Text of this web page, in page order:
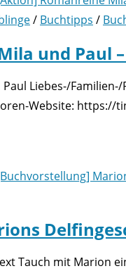
/ Buchtipps /
und Paul
Liebes-/
Website: https://
Tauch mit Marion